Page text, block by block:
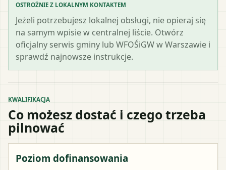
OSTROŻNIE Z LOKALNYM KONTAKTEM
Jeżeli potrzebujesz lokalnej obsługi, nie opieraj się
na samym wpisie w centralnej liście. Otwórz
oficjalny serwis gminy lub WFOŚiGW w Warszawie i
sprawdź najnowsze instrukcje.
KWALIFIKACJA
Co możesz dostać i czego trzeba
pilnować
Poziom dofinansowania